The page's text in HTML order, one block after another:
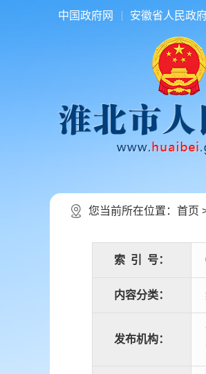
中国政府网 安徽省人民政
您当前所在位置： 首页
索 引 号：
内容分类：
发布机构：